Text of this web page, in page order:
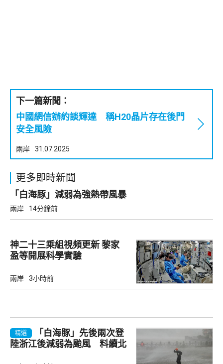
下一篇新聞：
中國網信辦約談輝達 稱H20晶片存在後門
安全風險
兩岸 31.07.2025
更多即時新聞
「白海豚」減弱為強熱帶風暴
兩岸 14分鐘前
神二十三乘組視頻更新 黎家
盈等開展科學實驗
兩岸 3小時前
精選
「白海豚」先後兩次登
陸浙江後減弱為颱風 料續北